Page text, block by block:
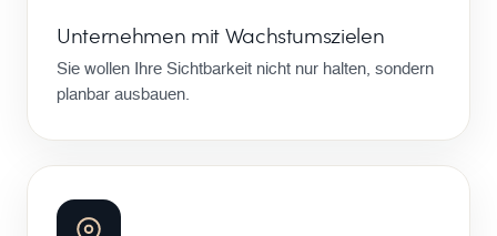
Unternehmen mit Wachstumszielen
Sie wollen Ihre Sichtbarkeit nicht nur halten, sondern
planbar ausbauen.